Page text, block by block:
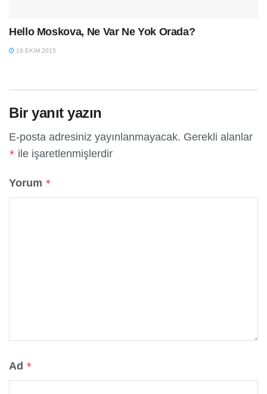
Hello Moskova, Ne Var Ne Yok Orada?
16 EKIM 2015
Bir yanıt yazın
E-posta adresiniz yayınlanmayacak. Gerekli alanlar
* ile işaretlenmişlerdir
Yorum *
Ad *